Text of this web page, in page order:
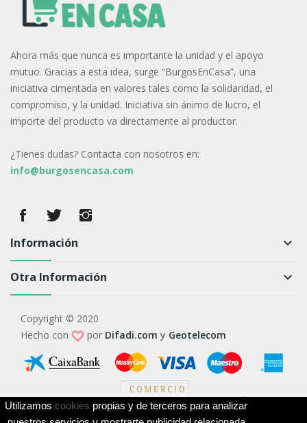
Ahora más que nunca es importante la unidad y el apoyo
mutuo. Gracias a esta idea, surge “BurgosEnCasa”, una
iniciativa cimentada en valores tales como la solidaridad, el
compromiso, y la unidad. Iniciativa sin ánimo de lucro, el
importe del producto va directamente al productor.
¿Tienes dudas? Contacta con nosotros en:
info@burgosencasa.com
Información keyboard_arrow_down
Otra Información keyboard_arrow_down
Utilizamos cookies propias y de terceros para analizar
Copyright © 2020
Hecho con
por Difadi.com y Geotelecom